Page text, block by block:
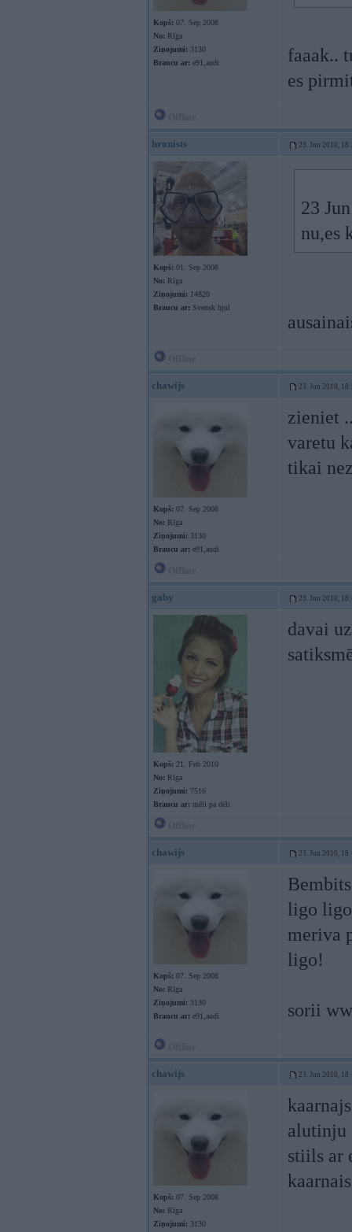
Kopš: 07. Sep 2008
No: Rīga
Ziņojumi: 3130
Braucu ar: e91,audi
faaak..
es
hronists 23. Jun 2010,
Kopš: 01. Sep 2008
No: Rīga
Ziņojumi: 14820
Braucu ar: Svensk hjul
23
nu,es
chawijs 23. Jun 2010,
Kopš: 07. Sep 2008
No: Rīga
Ziņojumi: 3130
Braucu ar: e91,audi
zieniet
varetu
tikai
gaby 23. Jun 2010,
Kopš: 21. Feb 2010
No: Rīga
Ziņojumi: 7516
Braucu ar: mēli pa dēli
davai
chawijs 23. Jun 2010,
Kopš: 07. Sep 2008
No: Rīga
Ziņojumi: 3130
Braucu ar: e91,audi
ligo ligo
meriva
ligo!
sorii
chawijs 23. Jun 2010,
Kopš: 07. Sep 2008
No: Rīga
Ziņojumi: 3130
alutinju
stiils ar